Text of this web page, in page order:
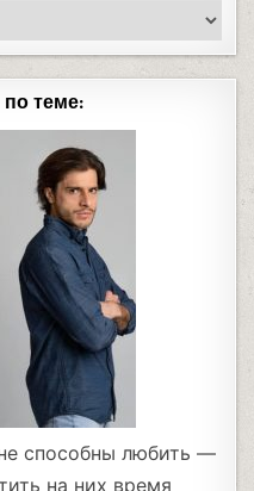
теме:
способны любить —
на них время